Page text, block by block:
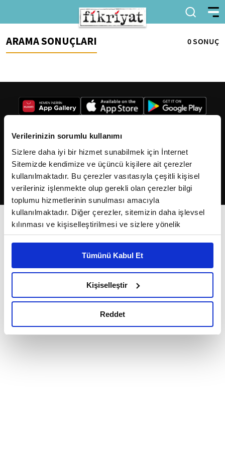
Verilerinizin sorumlu kullanımı
Sizlere daha iyi bir hizmet sunabilmek için İnternet
Sitemizde kendimize ve üçüncü kişilere ait çerezler
kullanılmaktadır. Bu çerezler vasıtasıyla çeşitli kişisel
verileriniz işlenmekte olup gerekli olan çerezler bilgi
toplumu hizmetlerinin sunulması amacıyla
kullanılmaktadır. Diğer çerezler, sitemizin daha işlevsel
kılınması ve kişiselleştirilmesi ve sizlere yönelik
reklam/pazarlama faaliyetlerinin yapılması, amaçlarıyla
Çerezlere ilişkin tercihlerinizi çerez paneli vasıtasıyla
belirleyebilirsiniz. Çerezlere ilişkin detaylı bilgi için
Ayarlar butonuna tıklayabilir,Çerez Bilgilendirme
Metnimizi ziyaret edebilirsiniz.
okumak ve sitemizi ziyaretiniz kapsamında
Tümünü Kabul Et
Kişiselleştir
Reddet
ARAMA SONUÇLARI 0 SONUÇ
2026Fikriyat. Tüm hakları saklıdır.